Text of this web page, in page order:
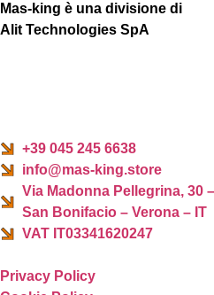
Mas-king è una divisione di
Alit Technologies SpA
+39 045 245 6638
info@mas-king.store
Via Madonna Pellegrina, 30
San Bonifacio – Verona – IT
VAT IT03341620247
Privacy Policy